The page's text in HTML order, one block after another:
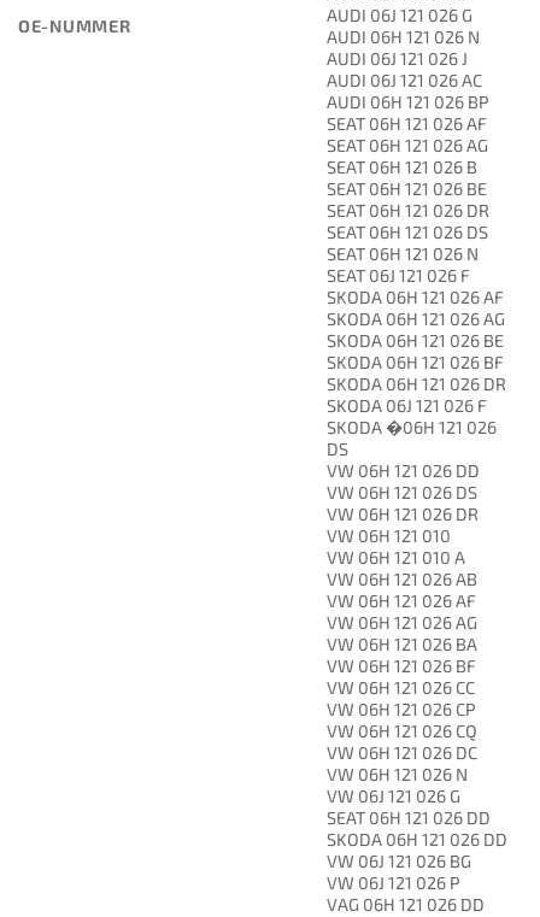
OE-NUMMER
AUDI 06J 121 026 G
AUDI 06H 121 026 N
AUDI 06J 121 026 J
AUDI 06J 121 026 AC
AUDI 06H 121 026 BP
SEAT 06H 121 026 AF
SEAT 06H 121 026 AG
SEAT 06H 121 026 B
SEAT 06H 121 026 BE
SEAT 06H 121 026 DR
SEAT 06H 121 026 DS
SEAT 06H 121 026 N
SEAT 06J 121 026 F
SKODA 06H 121 026 AF
SKODA 06H 121 026 AG
SKODA 06H 121 026 BE
SKODA 06H 121 026 BF
SKODA 06H 121 026 DR
SKODA 06J 121 026 F
SKODA �06H 121 026
DS
VW 06H 121 026 DD
VW 06H 121 026 DS
VW 06H 121 026 DR
VW 06H 121 010
VW 06H 121 010 A
VW 06H 121 026 AB
VW 06H 121 026 AF
VW 06H 121 026 AG
VW 06H 121 026 BA
VW 06H 121 026 BF
VW 06H 121 026 CC
VW 06H 121 026 CP
VW 06H 121 026 CQ
VW 06H 121 026 DC
VW 06H 121 026 N
VW 06J 121 026 G
SEAT 06H 121 026 DD
SKODA 06H 121 026 DD
VW 06J 121 026 BG
VW 06J 121 026 P
VAG 06H 121 026 DD